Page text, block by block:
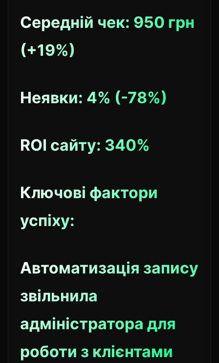
Середній чек: 950 грн
(+19%)
Неявки: 4% (-78%)
ROI сайту: 340%
Ключові фактори
успіху:
Автоматизація запису
звільнила
адміністратора для
роботи з клієнтами